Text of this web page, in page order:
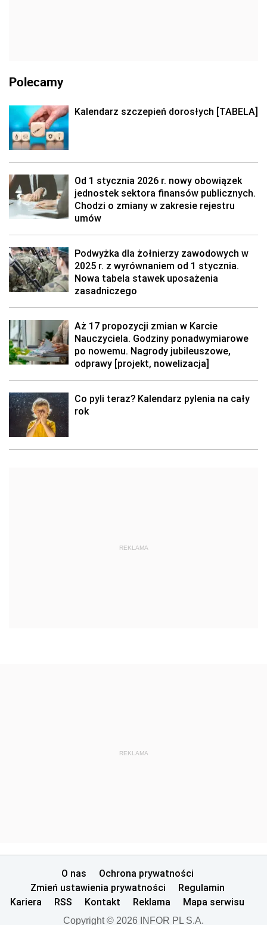
Polecamy
Kalendarz szczepień dorosłych [TABELA]
Od 1 stycznia 2026 r. nowy obowiązek
jednostek sektora finansów publicznych.
Chodzi o zmiany w zakresie rejestru
umów
Podwyżka dla żołnierzy zawodowych w
2025 r. z wyrównaniem od 1 stycznia.
Nowa tabela stawek uposażenia
zasadniczego
Aż 17 propozycji zmian w Karcie
Nauczyciela. Godziny ponadwymiarowe
po nowemu. Nagrody jubileuszowe,
odprawy [projekt, nowelizacja]
Co pyli teraz? Kalendarz pylenia na cały
rok
REKLAMA
REKLAMA
O nas
Ochrona prywatności
Zmień ustawienia prywatności
Regulamin
Kariera
RSS Kontakt Reklama Mapa serwisu
Copyright © 2026 INFOR PL S.A.